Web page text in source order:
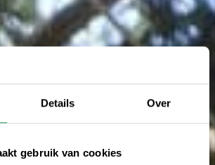
Details Over
gebruik van cookies